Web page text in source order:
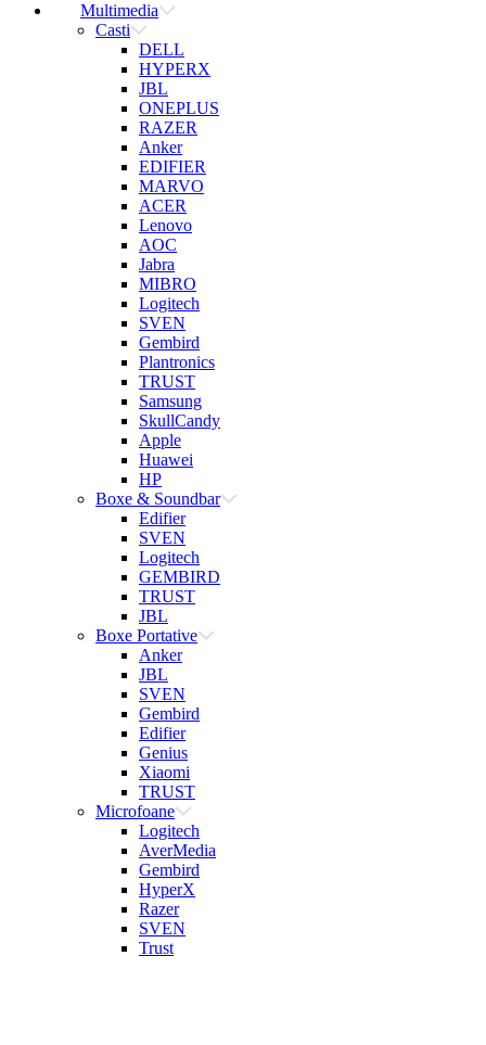
Multimedia
Casti
DELL
HYPERX
JBL
ONEPLUS
RAZER
Anker
EDIFIER
MARVO
ACER
Lenovo
AOC
Jabra
MIBRO
Logitech
SVEN
Gembird
Plantronics
TRUST
Samsung
SkullCandy
Apple
Huawei
HP
Boxe & Soundbar
Edifier
SVEN
Logitech
GEMBIRD
TRUST
JBL
Boxe Portative
Anker
JBL
SVEN
Gembird
Edifier
Genius
Xiaomi
TRUST
Microfoane
Logitech
AverMedia
Gembird
HyperX
Razer
SVEN
Trust